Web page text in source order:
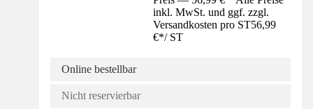
inkl. MwSt. und ggf. zzgl.
Versandkosten pro ST56,99
€*/ ST
Online bestellbar
Nicht reservierbar